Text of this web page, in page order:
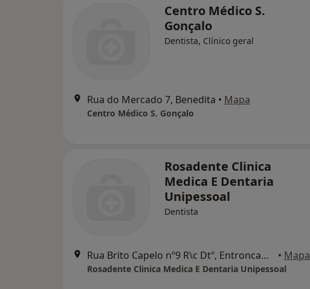
Centro Médico S.
Gonçalo
Dentista, Clínico geral
Rua do Mercado 7, Benedita • Mapa
Centro Médico S. Gonçalo
Rosadente Clinica
Medica E Dentaria
Unipessoal
Dentista
Rua Brito Capelo nº9 R\c Dtº, Entroncamento • Mapa
Rosadente Clinica Medica E Dentaria Unipessoal